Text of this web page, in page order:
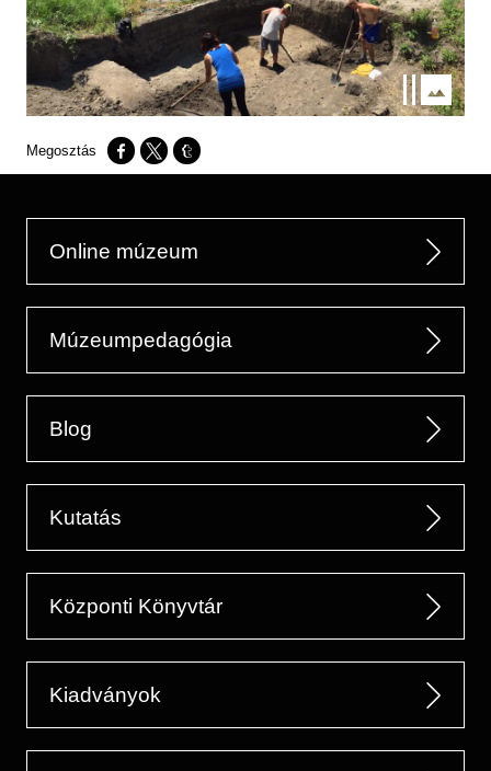
Opens in a new window
Opens in a new window
Opens in a new window
Online múzeum
Múzeumpedagógia
Blog
Kutatás
Központi Könyvtár
Kiadványok